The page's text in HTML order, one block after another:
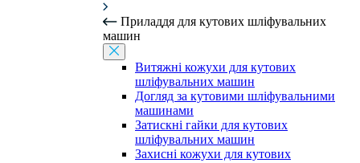
Приладдя для кутових шліфувальних
машин
Витяжні кожухи для кутових
шліфувальних машин
Догляд за кутовими шліфувальними
машинами
Затискні гайки для кутових
шліфувальних машин
Захисні кожухи для кутових